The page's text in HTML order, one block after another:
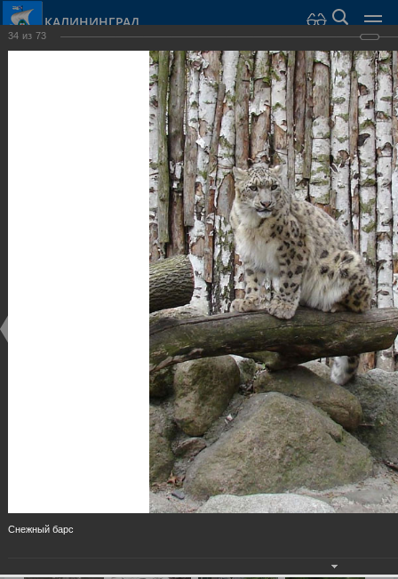
КАЛИНИНГРАД
Город › Фотогалерея
›
Парки и скверы
34 из 73
Снежный барс